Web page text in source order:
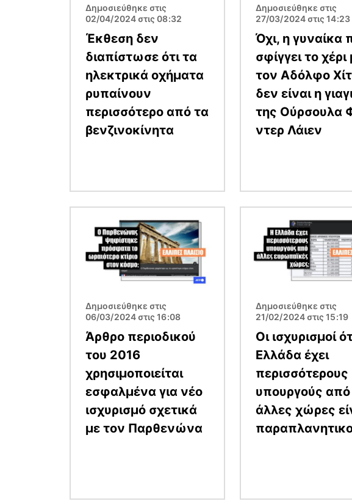
Δημοσιεύθηκε στις
02/04/2024 στις 08:32
Έκθεση δεν
διαπίστωσε ότι τα
ηλεκτρικά οχήματα
ρυπαίνουν
περισσότερο από τα
βενζινοκίνητα
Δημοσιεύθηκε στις
27/03/2024 στις 14:23
Όχι, η γυναίκα
σφίγγει το χέρι
τον Αδόλφο
δεν είναι η
της Ούρσουλα
ντερ Λάιεν
Δημοσιεύθηκε στις
06/03/2024 στις 16:08
Άρθρο περιοδικού
του 2016
χρησιμοποιείται
εσφαλμένα για νέο
ισχυρισμό σχετικά
με τον Παρθενώνα
Δημοσιεύθηκε στις
21/02/2024 στις 15:19
Οι ισχυρισμοί
Ελλάδα έχει
περισσότερους
υπουργούς από
άλλες χώρες